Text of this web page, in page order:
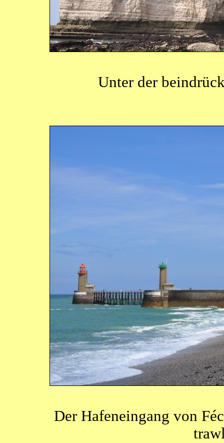
Unter der
Der Hafeneingang von